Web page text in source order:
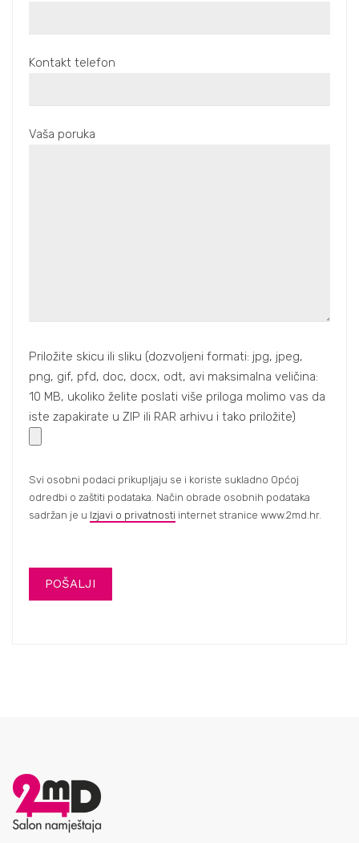
Kontakt telefon
Vaša poruka
Priložite skicu ili sliku (dozvoljeni formati: jpg, jpeg,
png, gif, pfd, doc, docx, odt, avi maksimalna veličina:
10 MB, ukoliko želite poslati više priloga molimo vas da
iste zapakirate u ZIP ili RAR arhivu i tako priložite)
Svi osobni podaci prikupljaju se i koriste sukladno Općoj
odredbi o zaštiti podataka. Način obrade osobnih podataka
sadržan je u Izjavi o privatnosti internet stranice www.2md.hr.